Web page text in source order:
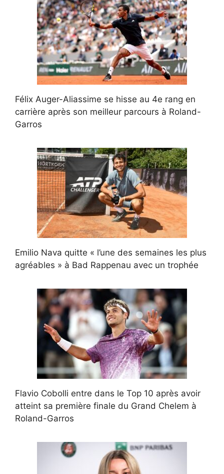
Félix Auger-Aliassime se hisse au 4e rang en
carrière après son meilleur parcours à Roland-
Garros
Emilio Nava quitte « l’une des semaines les plus
agréables » à Bad Rappenau avec un trophée
Flavio Cobolli entre dans le Top 10 après avoir
atteint sa première finale du Grand Chelem à
Roland-Garros